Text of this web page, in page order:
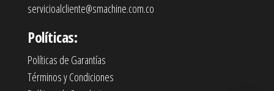
servicioalcliente@smachine.com.co
Políticas:
Políticas de Garantías
Términos y Condiciones